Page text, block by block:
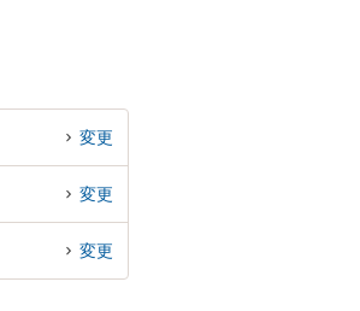
変更
変更
変更